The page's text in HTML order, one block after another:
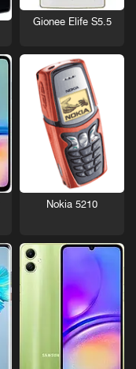
Gionee Elife S5.5
Nokia 5210